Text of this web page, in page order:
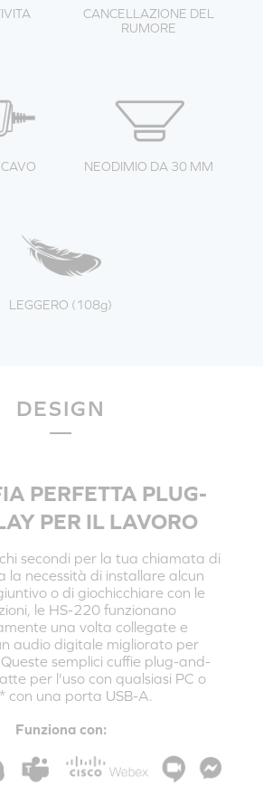
CANCELLAZIONE DEL
RUMORE
NEODIMIO DA 30 MM
LEGGERO (108g)
DESIGN
PERFETTA PLUG-
PER IL LAVORO
secondi per la tua chiamata di
la necessità di installare alcun
o di giochicchiare con le
le HS-220 funzionano
una volta collegate e
audio digitale migliorato per
semplici cuffie plug-and-
per l'uso con qualsiasi PC o
con una porta USB-A.
Funziona con: